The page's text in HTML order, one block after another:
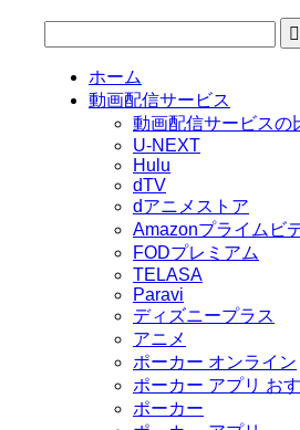
ホーム
動画配信サービス
動画配信サービスの
U-NEXT
Hulu
dTV
dアニメストア
Amazonプライムビ
FODプレミアム
TELASA
Paravi
ディズニープラス
アニメ
ポーカー オンライン
ポーカー アプリ お
ポーカー